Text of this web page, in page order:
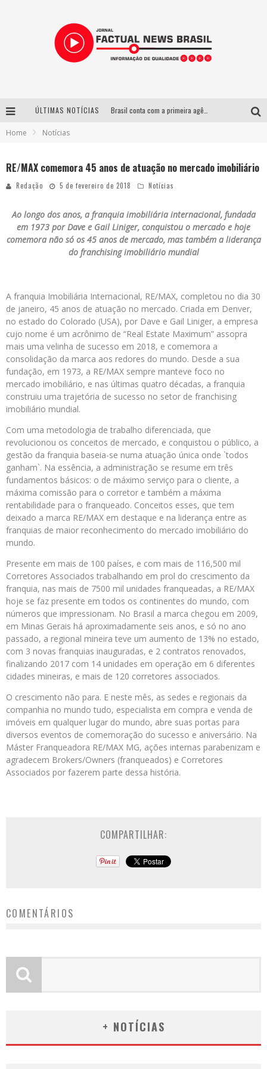
ÚLTIMAS NOTÍCIAS
Home Notícias
RE/MAX comemora 45 anos de atuação no mercado imobiliário
Redação 5 de fevereiro de 2018 Notícias
Ao longo dos anos, a franquia imobiliária internacional, fundada
em 1973 por Dave e Gail Liniger, conquistou o mercado e hoje
comemora não só os 45 anos de mercado, mas também a liderança
do franchising imobiliário mundial
A franquia Imobiliária Internacional, RE/MAX, completou no dia 30
de janeiro, 45 anos de atuação no mercado. Criada em Denver,
no estado do Colorado (USA), por Dave e Gail Liniger, a empresa
cujo nome é um acrônimo de “Real Estate Maximum” assopra
mais uma velinha de sucesso em 2018, e comemora a
consolidação da marca aos redores do mundo. Desde a sua
fundação, em 1973, a RE/MAX sempre manteve foco no
mercado imobiliário, e nas últimas quatro décadas, a franquia
construiu uma trajetória de sucesso no setor de franchising
imobiliário mundial.
Com uma metodologia de trabalho diferenciada, que
revolucionou os conceitos de mercado, e conquistou o público, a
gestão da franquia baseia-se numa atuação única onde `todos
ganham`. Na essência, a administração se resume em três
fundamentos básicos: o de máximo serviço para o cliente, a
máxima comissão para o corretor e também a máxima
rentabilidade para o franqueado. Conceitos esses, que tem
deixado a marca RE/MAX em destaque e na liderança entre as
franquias de maior reconhecimento do mercado imobiliário do
mundo.
Presente em mais de 100 países, e com mais de 116,500 mil
Corretores Associados trabalhando em prol do crescimento da
franquia, nas mais de 7500 mil unidades franqueadas, a RE/MAX
hoje se faz presente em todos os continentes do mundo, com
números que impressionam. No Brasil a marca chegou em 2009,
em Minas Gerais há aproximadamente seis anos, e só no ano
passado, a regional mineira teve um aumento de 13% no estado,
com 3 novas franquias inauguradas, e 2 contratos renovados,
finalizando 2017 com 14 unidades em operação em 6 diferentes
cidades mineiras, e mais de 120 corretores associados.
O crescimento não para. E neste mês, as sedes e regionais da
companhia no mundo tudo, especialista em compra e venda de
imóveis em qualquer lugar do mundo, abre suas portas para
diversos eventos de comemoração do sucesso e aniversário. Na
Máster Franqueadora RE/MAX MG, ações internas parabenizam e
agradecem Brokers/Owners (franqueados) e Corretores
Associados por fazerem parte dessa história.
COMPARTILHAR:
COMENTÁRIOS
+ NOTÍCIAS